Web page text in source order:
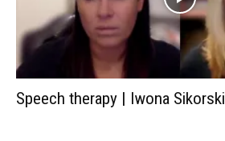
Speech therapy | Iwona Sikorski